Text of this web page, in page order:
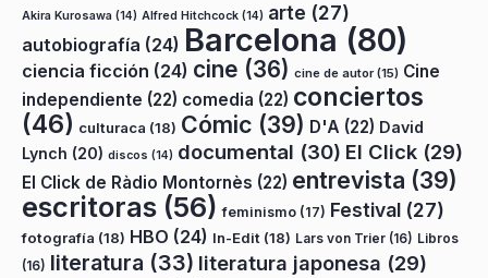
Akira Kurosawa (14) Alfred Hitchcock (14) arte (27)
autobiografía (24) Barcelona (80)
ciencia ficción (24) cine (36) cine de autor(15) Cine
independiente (22) comedia (22) conciertos
(46) culturaca (18) Cómic (39) D'A (22) David
Lynch (20) discos (14) documental (30) El Click (29)
El Click de Ràdio Montornès (22) entrevista (39)
escritoras (56) feminismo (17) Festival (27)
fotografía (18) HBO (24) In-Edit (18) Lars von Trier (16) Libros
(16) literatura (33) literatura japonesa (29)